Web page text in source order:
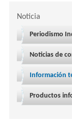
Noticia
Periodismo
Noticias de
Información
Productos